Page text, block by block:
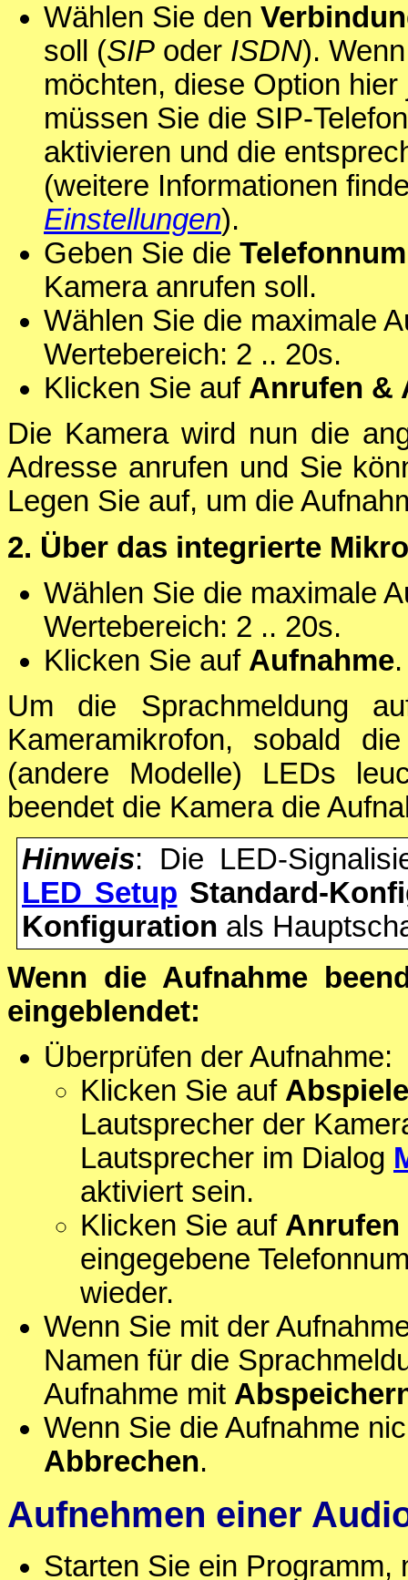
Wählen Sie den
soll (SIP oder ISDN).
möchten, diese Option
müssen Sie die SIP-
aktivieren und die
(weitere Informationen
Einstellungen).
Geben Sie die
Kamera anrufen soll.
Wählen Sie die maximale
Wertebereich: 2 .. 20s.
Klicken Sie auf Anrufen &
Die Kamera wird nun die
Adresse anrufen und Sie
Legen Sie auf, um die
2. Über das integrierte
Wählen Sie die maximale
Wertebereich: 2 .. 20s.
Klicken Sie auf Aufnahme.
Um die Sprachmeldung
Kameramikrofon, sobald
(andere Modelle) LEDs
beendet die Kamera die
Hinweis: Die LED-
LED Setup Standard-
Konfiguration als
Wenn die Aufnahme
eingeblendet:
Überprüfen der Aufnahme:
Klicken Sie auf
Lautsprecher der
Lautsprecher im Dialog
aktiviert sein.
Klicken Sie auf Anrufen
eingegebene
wieder.
Wenn Sie mit der
Namen für die
Aufnahme mit
Wenn Sie die Aufnahme
Abbrechen.
Aufnehmen einer
Starten Sie ein Programm,